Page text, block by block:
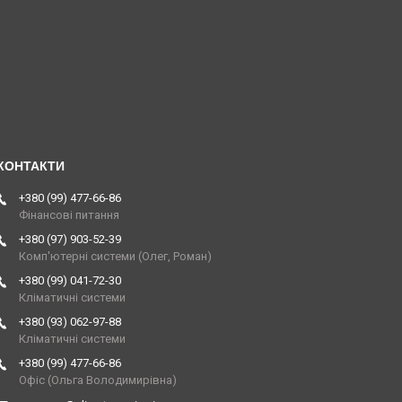
+380 (99) 477-66-86
Фінансові питання
+380 (97) 903-52-39
Комп'ютерні системи (Олег, Роман)
+380 (99) 041-72-30
Кліматичні системи
+380 (93) 062-97-88
Кліматичні системи
+380 (99) 477-66-86
Офіс (Ольга Володимирівна)